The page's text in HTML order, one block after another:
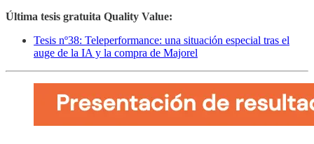
Última tesis gratuita Quality Value:
Tesis nº38: Teleperformance: una situación especial tras el
auge de la IA y la compra de Majorel